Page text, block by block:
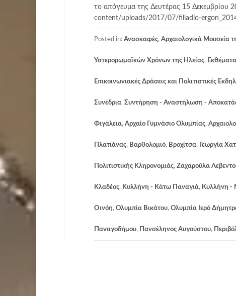
το απόγευμα της Δευτέρας 15 Δεκεμβρίου
content/uploads/2017/07/filladio-
Posted in: Ανασκαφές, Αρχαιολογικά Μουσεία
Υστερορωμαϊκών Χρόνων της Ηλείας,
Επικοινωνιακές Δράσεις και Πολιτιστικές
Συνέδρια, Συντήρηση - Αναστήλωση -
Φιγάλεια, Αρχαίο Γυμνάσιο Ολυμπίας,
Πλατιάνας, Βαρθολομιό, Βροχίτσα, Γεωργία
Πολιτιστικής Κληρονομιάς, Ζαχαρούλα
Κλαδέος, Κυλλήνη - Κάτω Παναγιά, Κυλλήνη -
Οινόη, Ολυμπία Βικάτου, Ολυμπία Ιερό
Παναγοδήμου, Πανσέληνος Αυγούστου,